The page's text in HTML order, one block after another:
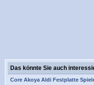
Das könnte Sie auch
Core Akoya Aldi Festplatte